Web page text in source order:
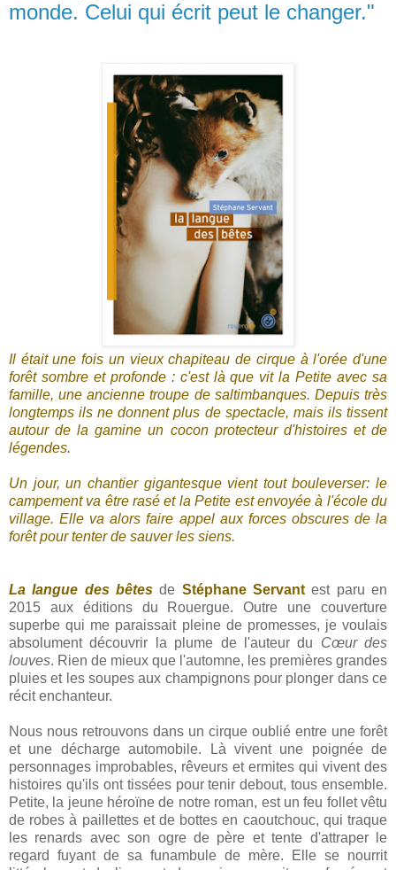
monde. Celui qui écrit peut le changer."
Il était une fois un vieux chapiteau de cirque à l'orée d'une
forêt sombre et profonde : c'est là que vit la Petite avec sa
famille, une ancienne troupe de saltimbanques. Depuis très
longtemps ils ne donnent plus de spectacle, mais ils tissent
autour de la gamine un cocon protecteur d'histoires et de
légendes.
Un jour, un chantier gigantesque vient tout bouleverser: le
campement va être rasé et la Petite est envoyée à l'école du
village. Elle va alors faire appel aux forces obscures de la
forêt pour tenter de sauver les siens.
La langue des bêtes de Stéphane Servant est paru en
2015 aux éditions du Rouergue. Outre une couverture
superbe qui me paraissait pleine de promesses, je voulais
absolument découvrir la plume de l'auteur du Cœur des
louves. Rien de mieux que l'automne, les premières grandes
pluies et les soupes aux champignons pour plonger dans ce
récit enchanteur.
Nous nous retrouvons dans un cirque oublié entre une forêt
et une décharge automobile. Là vivent une poignée de
personnages improbables, rêveurs et ermites qui vivent des
histoires qu'ils ont tissées pour tenir debout, tous ensemble.
Petite, la jeune héroïne de notre roman, est un feu follet vêtu
de robes à paillettes et de bottes en caoutchouc, qui traque
les renards avec son ogre de père et tente d'attraper le
regard fuyant de sa funambule de mère. Elle se nourrit